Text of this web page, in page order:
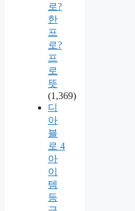
로?
한
프
로?
프
로
뜻
(1,369)
디
아
블
로 4
아
이
템
등